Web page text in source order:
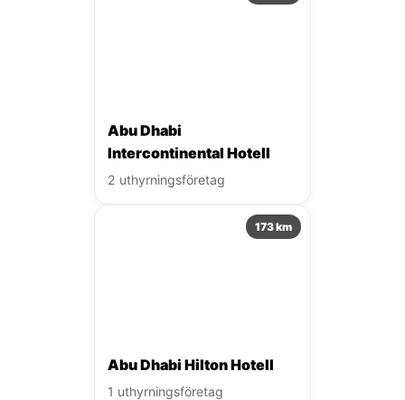
Abu Dhabi
Intercontinental Hotell
2 uthyrningsföretag
173 km
Abu Dhabi Hilton Hotell
1 uthyrningsföretag